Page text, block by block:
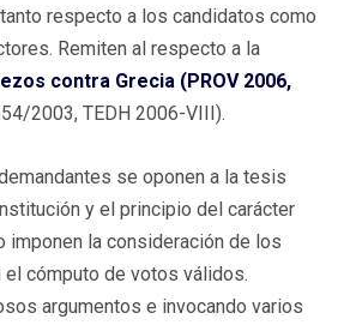
respecto a los candidatos como
Remiten al respecto a la
contra Grecia (PROV 2006,
2003, TEDH 2006-VIII).
se oponen a la tesis
y el principio del carácter
imponen la consideración de los
el cómputo de votos válidos.
argumentos e invocando varios